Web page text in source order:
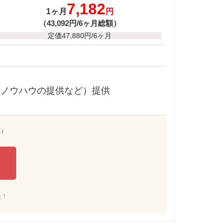
1ヶ月 7,182 円
（43,092円/6ヶ月総額）
定価47,880円/6ヶ月
ウハウの提供など）提供